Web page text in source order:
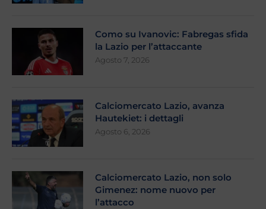
Como su Ivanovic: Fabregas sfida
la Lazio per l’attaccante
Agosto 7, 2026
Calciomercato Lazio, avanza
Hautekiet: i dettagli
Agosto 6, 2026
Calciomercato Lazio, non solo
Gimenez: nome nuovo per
l’attacco